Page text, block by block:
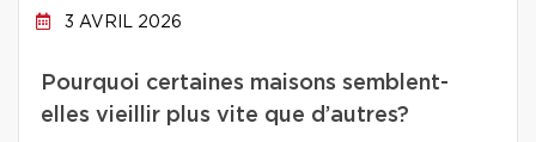
3 AVRIL 2026
Pourquoi certaines maisons semblent-
elles vieillir plus vite que d’autres?